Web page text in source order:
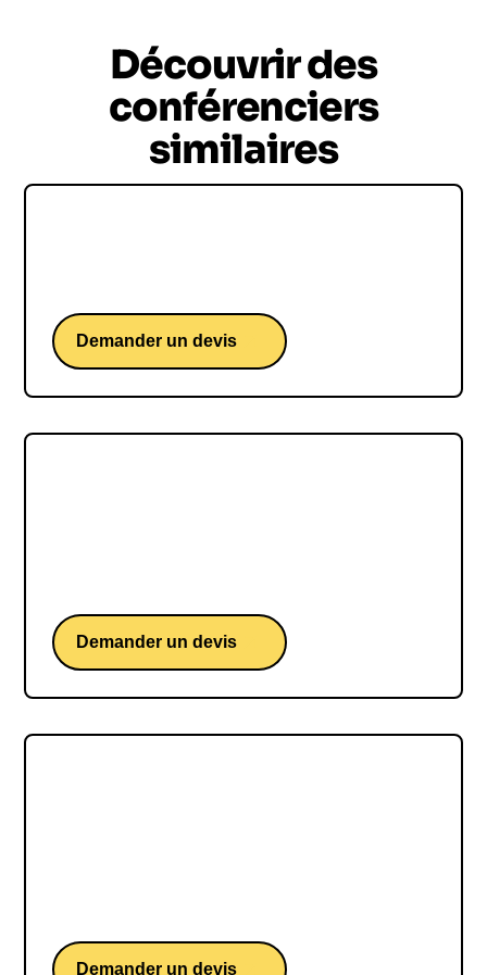
Découvrir des
conférenciers
similaires
Demander un devis
Demander un devis
Demander un devis